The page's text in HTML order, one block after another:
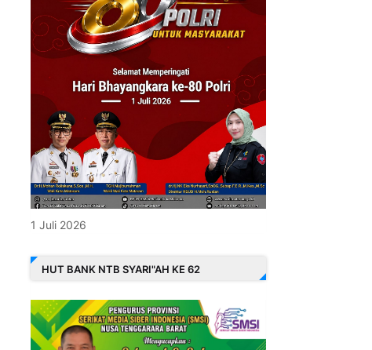
1 Juli 2026
HUT BANK NTB SYARI"AH KE 62